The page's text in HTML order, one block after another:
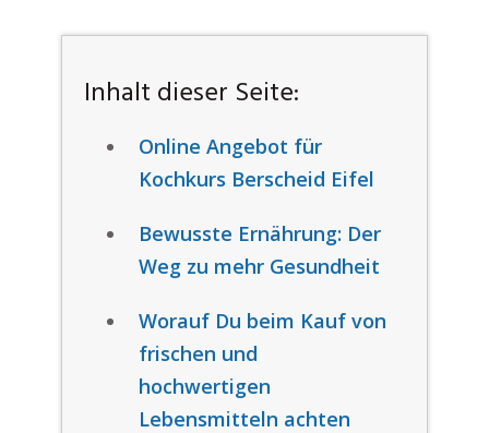
Inhalt dieser Seite:
Online Angebot für
Kochkurs Berscheid Eifel
Bewusste Ernährung: Der
Weg zu mehr Gesundheit
Worauf Du beim Kauf von
frischen und
hochwertigen
Lebensmitteln achten